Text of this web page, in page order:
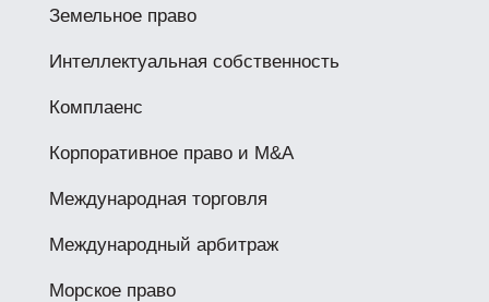
Земельное право
Интеллектуальная собственность
Комплаенс
Корпоративное право и M&A
Международная торговля
Международный арбитраж
Морское право